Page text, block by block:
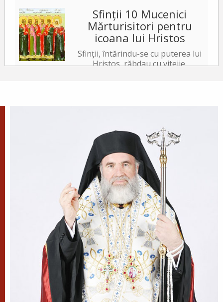
Sfinții 10 Mucenici
Mărturisitori pentru
icoana lui Hristos
Sfinții, întărindu-se cu puterea lui
Hristos, răbdau cu vitejie,
✝) Duminica a 10-a după
Rusalii (Vindecarea
lunaticului)
În vremea aceea s-a apropiat de
Iisus un om, îngenunchind
înaintea Lui și zicându-I: Doamne, miluiește pe
fiul meu, că este lunatic și pătimește rău,
căci adesea...
Apostolul zilei
Fraților, mi se pare că Dumnezeu, pe noi, apostolii,
ne-a arătat ca pe cei din urmă oameni, ca pe niște
osândiți la moarte, fiindcă ne-am făcut priveliște
lumii și îngerilor și...